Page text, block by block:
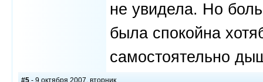
не увидела. Но
была спокойна
самостоятельно
#5 - 9 октября 2007, вторник